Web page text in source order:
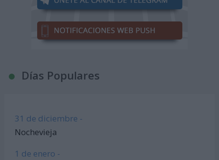
Días Populares
31 de diciembre -
Nochevieja
1 de enero -